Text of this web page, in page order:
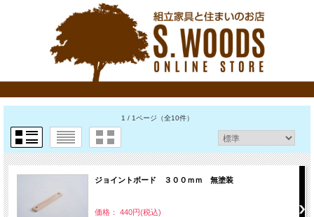
1 / 1ページ （全10件）
ジョイントボード ３００ｍｍ 無塗装
価格： 440円(税込)